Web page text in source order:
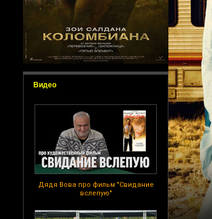
Видео
Дядя Вова про фильм "Свидание
вслепую"